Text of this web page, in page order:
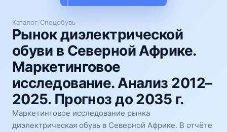
Каталог/Спецобувь
Рынок диэлектрической
обуви в Северной Африке.
Маркетинговое
исследование. Анализ 2012–
2025. Прогноз до 2035 г.
Маркетинговое исследование рынка
диэлектрическая обувь в Северной Африке. В отчёте